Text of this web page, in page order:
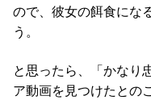
ので、彼女の餌食にな
う。
と思ったら、「かなり
ア動画を見つけたとの